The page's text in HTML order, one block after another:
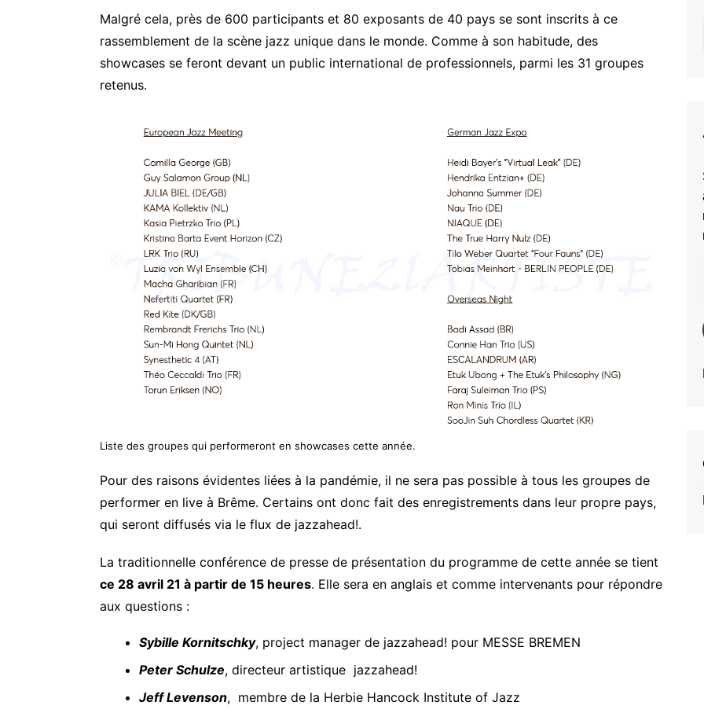
Malgré cela, près de 600 participants et 80 exposants de 40 pays se sont inscrits à ce
rassemblement de la scène jazz unique dans le monde. Comme à son habitude, des
showcases se feront devant un public international de professionnels, parmi les 31 groupes
retenus.
Liste des groupes qui performeront en showcases cette année.
Pour des raisons évidentes liées à la pandémie, il ne sera pas possible à tous les groupes de
performer en live à Brême. Certains ont donc fait des enregistrements dans leur propre pays,
qui seront diffusés via le flux de jazzahead!.
La traditionnelle conférence de presse de présentation du programme de cette année se tient
ce 28 avril 21 à partir de 15 heures. Elle sera en anglais et comme intervenants pour répondre
aux questions :
Sybille Kornitschky, project manager de jazzahead! pour MESSE BREMEN
Peter Schulze, directeur artistique jazzahead!
Jeff Levenson, membre de la Herbie Hancock Institute of Jazz